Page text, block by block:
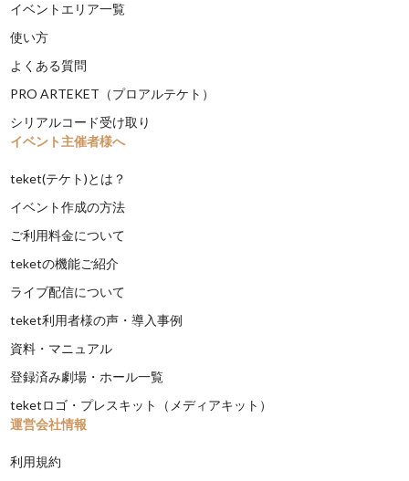
イベントエリア一覧
使い方
よくある質問
PRO ARTEKET（プロアルテケト）
シリアルコード受け取り
イベント主催者様へ
teket(テケト)とは？
イベント作成の方法
ご利用料金について
teketの機能ご紹介
ライブ配信について
teket利用者様の声・導入事例
資料・マニュアル
登録済み劇場・ホール一覧
teketロゴ・プレスキット（メディアキット）
運営会社情報
利用規約